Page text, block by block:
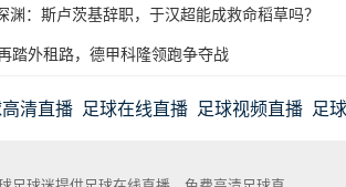
渊：斯卢茨基辞职，于汉超能成救命稻草吗？
踏外租路，德甲科隆领跑争夺战
高清直播 足球在线直播 足球视频直播 足